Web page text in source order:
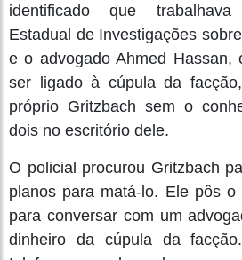
identificado que
Estadual de Investigações
e o advogado Ahmed Hassan,
ser ligado à cúpula da
próprio Gritzbach sem o
dois no escritório dele.
O policial procurou Gritzbach
planos para matá-lo. Ele pôs
para conversar com um
dinheiro da cúpula da